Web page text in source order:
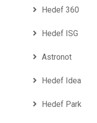
Hedef 360
Hedef ISG
Astronot
Hedef Idea
Hedef Park